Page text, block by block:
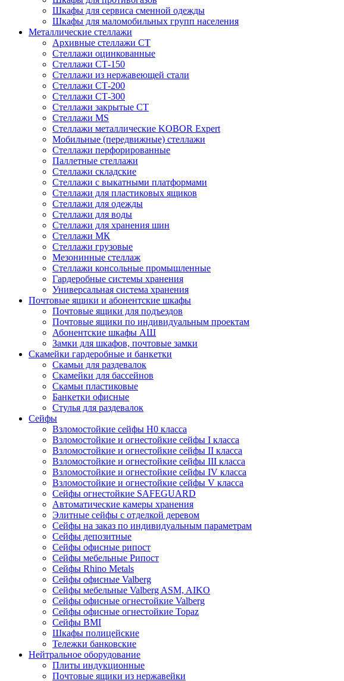
Шкафы для сервиса сменной одежды
Шкафы для маломобильных групп населения
Металлические стеллажи
Архивные стеллажи СТ
Стеллажи оцинкованные
Стеллажи СТ-150
Стеллажи из нержавеющей стали
Стеллажи СТ-200
Стеллажи СТ-300
Стеллажи закрытые СТ
Стеллажи MS
Стеллажи металлические KOBOR Expert
Мобильные (передвижные) стеллажи
Стеллажи перфорированные
Паллетные стеллажи
Стеллажи складские
Стеллажи с выкатными платформами
Стеллажи для пластиковых ящиков
Стеллажи для одежды
Стеллажи для воды
Стеллажи для хранения шин
Стеллажи МК
Стеллажи грузовые
Мезонинные стеллаж
Стеллажи консольные промышленные
Гардеробные системы хранения
Универсальная система хранения
Почтовые ящики и абонентские шкафы
Почтовые ящики для подъездов
Почтовые ящики по индивидуальным проектам
Абонентские шкафы АШ
Замки для шкафов, почтовые замки
Скамейки гардеробные и банкетки
Скамьи для раздевалок
Скамейки для бассейнов
Скамьи пластиковые
Банкетки офисные
Стулья для раздевалок
Сейфы
Взломостойкие сейфы H0 класса
Взломостойкие и огнестойкие сейфы I класса
Взломостойкие и огнестойкие сейфы II класса
Взломостойкие и огнестойкие сейфы III класса
Взломостойкие и огнестойкие сейфы IV класса
Взломостойкие и огнестойкие сейфы V класса
Сейфы огнестойкие SAFEGUARD
Автоматические камеры хранения
Элитные сейфы с отделкой деревом
Сейфы на заказ по индивидуальным параметрам
Сейфы депозитные
Сейфы офисные рипост
Сейфы мебельные Рипост
Сейфы Rhino Metals
Сейфы офисные Valberg
Сейфы мебельные Valberg ASM, AIKO
Сейфы офисные огнестойкие Valberg
Сейфы офисные огнестойкие Topaz
Сейфы ВМI
Шкафы полицейские
Тележки банковские
Нейтральное оборудование
Плиты индукционные
Почтовые ящики из нержавейки